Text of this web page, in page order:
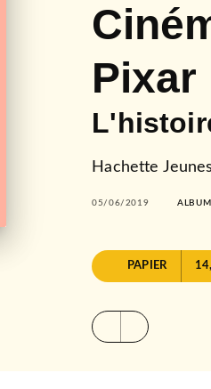
Pixar
Hachette
05/06/2019
PAPIER